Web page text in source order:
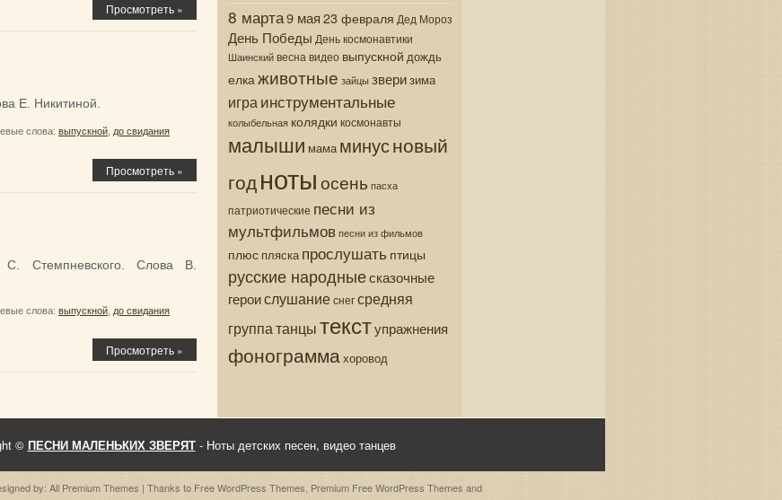
Просмотреть »
Е. Никитиной.
слова: выпускной до свидания
Просмотреть »
Стемпневского. Слова В.
слова: выпускной до свидания
Просмотреть »
8 марта9 мая 23 февраля Дед Мороз
День Победы День космонавтики
Шаинскийвесна видео выпускной дождь
елкаживотные зайцы зверизима
играинструментальные
колыбельная колядки космонавты
малыши мама минусновый
годнотыосень пасха
патриотические песни из
мультфильмов песни из фильмов
плюс пляска прослушать птицы
русские народныесказочные
героислушаниеснегсредняя
группатанцытекступражнения
фонограммахоровод
© ПЕСНИ МАЛЕНЬКИХ ЗВЕРЯТ- Ноты детских песен, видео танцев
by: All Premium Themes | Thanks to Free WordPress Themes Premium Free WordPress Themes and